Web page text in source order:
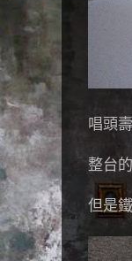
唱頭
整台
但是